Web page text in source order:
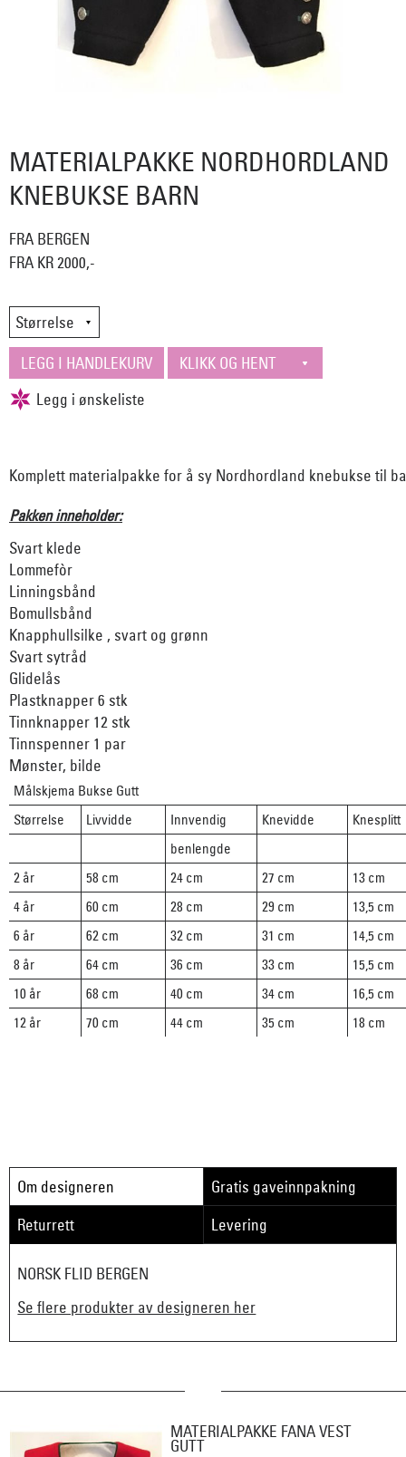
MATERIALPAKKE NORDHORDLAND
KNEBUKSE BARN
FRA BERGEN
FRA KR 2000,-
Komplett materialpakke for å sy Nordhordland knebukse til
Pakken inneholder:
Svart klede
Lommefòr
Linningsbånd
Bomullsbånd
Knapphullsilke , svart og grønn
Svart sytråd
Glidelås
Plastknapper 6 stk
Tinnknapper 12 stk
Tinnspenner 1 par
Mønster, bilde
Målskjema Bukse Gutt
Størrelse
Livvidde Innvendig Knevidde
Knesplitt
benlengde
2 år
58 cm 24 cm 27 cm
13 cm
4 år
60 cm 28 cm 29 cm
13,5 cm
6 år
62 cm 32 cm 31 cm
14,5 cm
8 år
64 cm 36 cm 33 cm
15,5 cm
10 år
68 cm 40 cm 34 cm
16,5 cm
12 år
70 cm 44 cm 35 cm 18 cm
Om designeren
Gratis gaveinnpakning
Returrett
Levering
NORSK FLID BERGEN
Se flere produkter av designeren her
MATERIALPAKKE FANA VEST
GUTT